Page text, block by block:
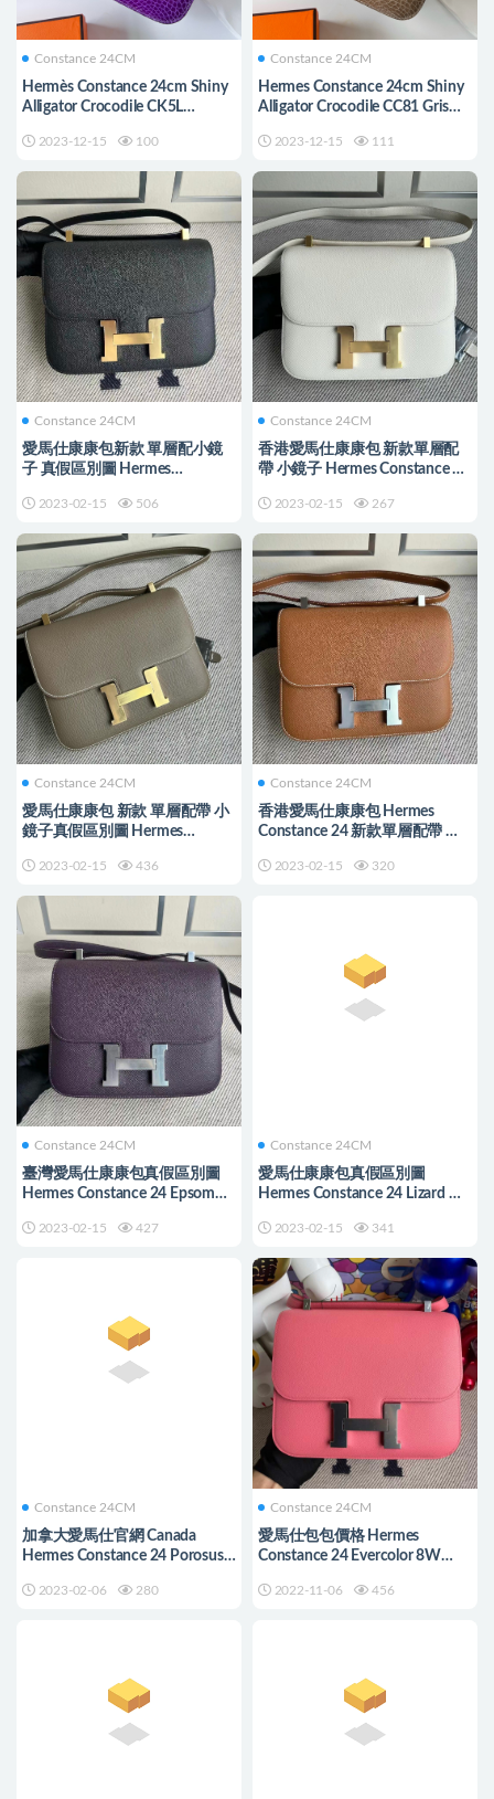
Constance 24CM
Hermès Constance 24cm Shiny
Alligator Crocodile CK5L
2023-12-15 100
Constance 24CM
Hermes Constance 24cm Shiny
Alligator Crocodile CC81 Gris
2023-12-15 111
Constance 24CM
愛馬仕康康包新款 單層配小鏡
子 真假區別圖 Hermes
金扣2023-02-15 506
Constance 24CM
香港愛馬仕康康包 新款單層配
帶 小鏡子 Hermes Constance 24
2023-02-15 267
Constance 24CM
愛馬仕康康包 新款 單層配帶 小
鏡子真假區別圖 Hermes
扣2023-02-15 436
Constance 24CM
香港愛馬仕康康包 Hermes
Constance 24 新款單層配帶 小
2023-02-15 320
Constance 24CM
臺灣愛馬仕康康包真假區別圖
Hermes Constance 24 Epsom
2023-02-15 427
Constance 24CM
愛馬仕康康包真假區別圖
Hermes Constance 24 Lizard 進
2023-02-15 341
Constance 24CM
加拿大愛馬仕官網 Canada
Hermes Constance 24 Porosus
2023-02-06 280
Constance 24CM
愛馬仕包包價格 Hermes
Constance 24 Evercolor 8W
2022-11-06 456